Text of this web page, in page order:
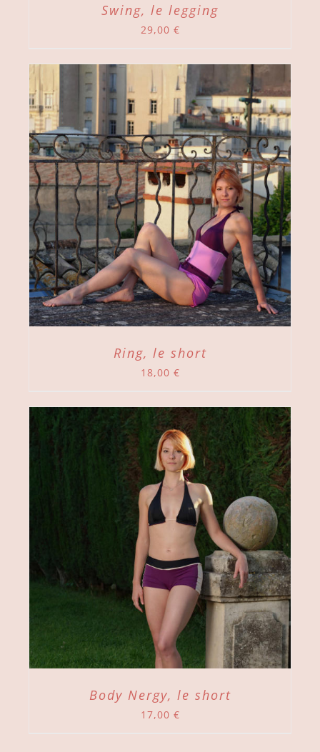
Swing, le legging
29,00 €
Ring, le short
18,00 €
Body Nergy, le short
17,00 €